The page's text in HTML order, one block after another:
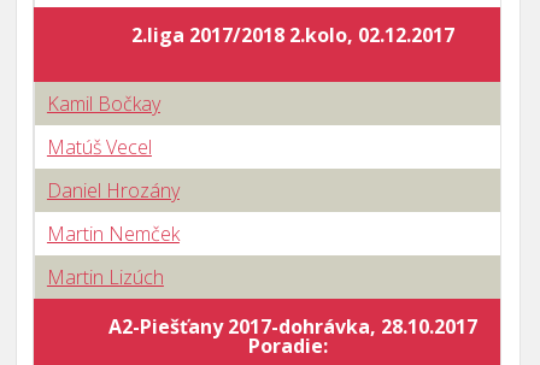
2.liga 2017/2018 2.kolo, 02.12.2017
Kamil Bočkay
Matúš Vecel
Daniel Hrozány
Martin Nemček
Martin Lizúch
A2-Piešťany 2017-dohrávka, 28.10.2017
Poradie: